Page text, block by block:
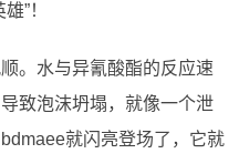
”！
。水与异氰酸酯的反应速
致泡沫坍塌，就像一个泄
就闪亮登场了，它就